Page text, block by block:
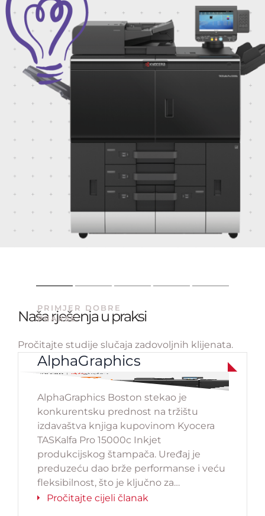
Naša rješenja u praksi
Pročitajte studije slučaja zadovoljnih klijenata.
PRIMJER DOBRE
PRAKSE
AlphaGraphics
AlphaGraphics Boston stekao je
konkurentsku prednost na tržištu
izdavaštva knjiga kupovinom Kyocera
TASKalfa Pro 15000c Inkjet
produkcijskog štampača. Uređaj je
preduzeću dao brže performanse i veću
fleksibilnost, što je ključno za
produkcijske inkjet štampače niske do
Pročitajte cijeli članak